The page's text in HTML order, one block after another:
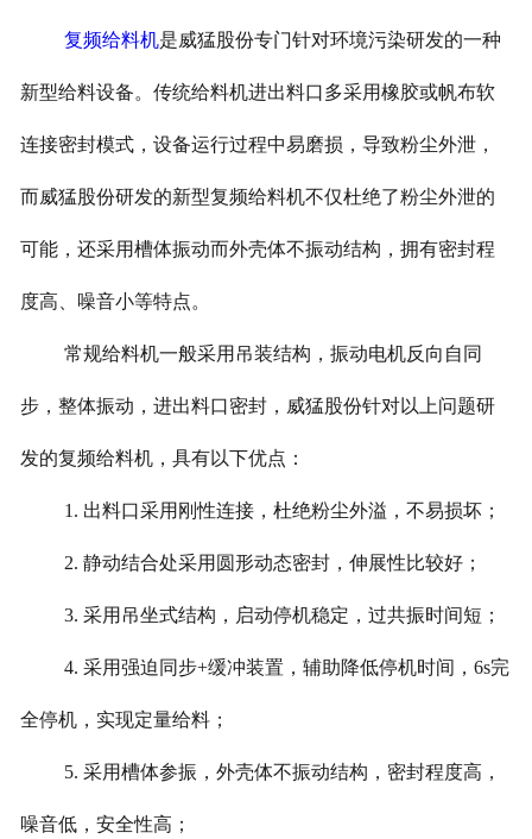
复频给料机是威猛股份专门针对环境污染研发的一种
新型给料设备。传统给料机进出料口多采用橡胶或帆布软
连接密封模式，设备运行过程中易磨损，导致粉尘外泄，
而威猛股份研发的新型复频给料机不仅杜绝了粉尘外泄的
可能，还采用槽体振动而外壳体不振动结构，拥有密封程
度高、噪音小等特点。
常规给料机一般采用吊装结构，振动电机反向自同
步，整体振动，进出料口密封，威猛股份针对以上问题研
发的复频给料机，具有以下优点：
1. 出料口采用刚性连接，杜绝粉尘外溢，不易损坏；
2. 静动结合处采用圆形动态密封，伸展性比较好；
3. 采用吊坐式结构，启动停机稳定，过共振时间短；
4. 采用强迫同步+缓冲装置，辅助降低停机时间，6s完
全停机，实现定量给料；
5. 采用槽体参振，外壳体不振动结构，密封程度高，
噪音低，安全性高；